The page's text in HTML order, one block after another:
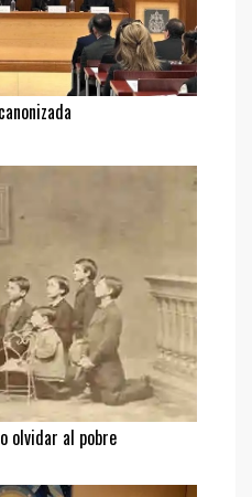
olvidar al pobre